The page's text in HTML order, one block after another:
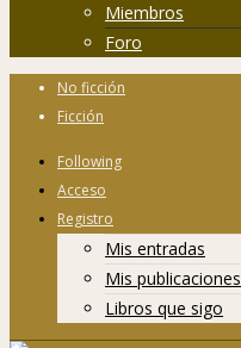
Miembros
Foro
No ficción
Ficción
Following
Acceso
Registro
Mis entradas
Mis publicaciones
Libros que sigo